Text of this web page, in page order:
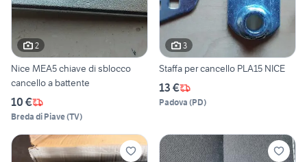
2
Nice MEA5 chiave di sblocco
cancello a battente
10 €
Breda di Piave(TV)
3
Staffa per cancello PLA15 NICE
13 €
Padova (PD)